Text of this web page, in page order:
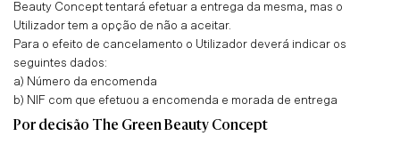
Beauty Concept tentará efetuar a entrega da mesma, mas o
Utilizador tem a opção de não a aceitar.
Para o efeito de cancelamento o Utilizador deverá indicar os
seguintes dados:
a) Número da encomenda
b) NIF com que efetuou a encomenda e morada de entrega
Por decisão The Green Beauty Concept